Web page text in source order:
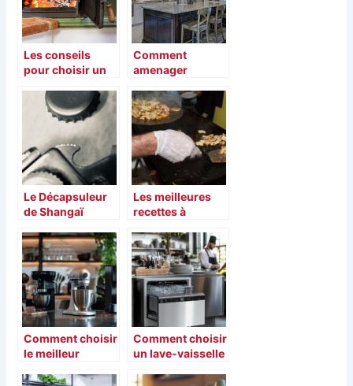
Les conseils
pour choisir un
Comment
amenager
efficacement la
cuisine ?
Le Décapsuleur
de Shangaï
Center
Les meilleures
recettes à
plancha
professionnelle
Comment choisir
le meilleur
Comment choisir
un lave-vaisselle